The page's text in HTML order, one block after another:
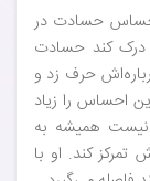
حسادت در
کند حسادت
حرف زد و
احساس را زیاد
نیست همیشه به
کند. او با